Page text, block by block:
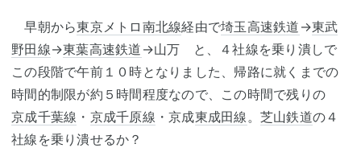
早朝から東京メトロ南北線経由で埼玉高速鉄道 →東武
野田線→東葉高速鉄道 →山万 と、４社線を乗り潰しで
この段階で午前１０時となりました、帰路に就くまでの
時間的制限が約５時間程度なので、この時間で残りの
京成千葉線 ・ 京成千原線 ・京成東成田線。 芝山鉄道の４
社線を乗り潰せるか？